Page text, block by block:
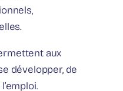
aux
développer, de